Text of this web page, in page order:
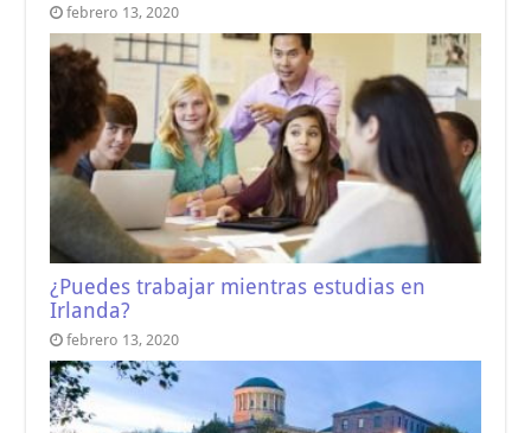
febrero 13, 2020
¿Puedes trabajar mientras estudias en
Irlanda?
febrero 13, 2020